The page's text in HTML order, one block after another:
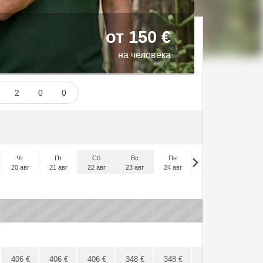
от 150 €
на человека
2 0 0
Чт
20 авг
Пт
21 авг
Сб
22 авг
Вс
23 авг
Пн
24 авг
25 авг
406€ 406€ 406€ 348€ 348€ 348